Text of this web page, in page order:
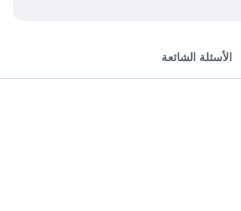
الأسئلة الشائعة